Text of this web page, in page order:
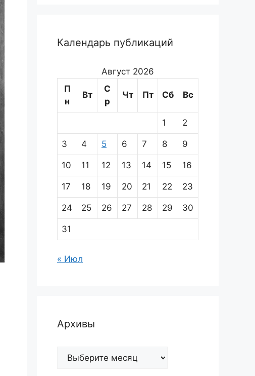
Календарь публикаций
Август 2026
П
н
Вт
С
р
Чт Пт Сб Вс
1 2
3 4 5 6 7 8 9
10 11 12 13 14 15 16
17 18 19 20 21 22 23
24 25 26 27 28 29 30
31
« Июл
Архивы
Архивы